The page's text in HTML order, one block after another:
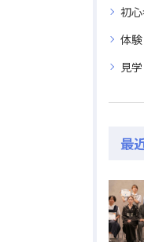
初
体験
見学
最
ジオのこと、先生
ジオのこと、先生